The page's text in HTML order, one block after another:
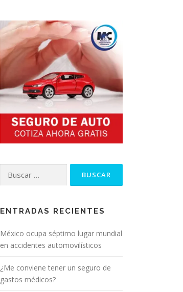
ENTRADAS RECIENTES
México ocupa séptimo lugar mundial
en accidentes automovilísticos
¿Me conviene tener un seguro de
gastos médicos?